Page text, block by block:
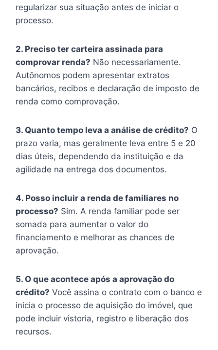
regularizar sua situação antes de iniciar o
processo.
2. Preciso ter carteira assinada para
comprovar renda? Não necessariamente.
Autônomos podem apresentar extratos
bancários, recibos e declaração de imposto de
renda como comprovação.
3. Quanto tempo leva a análise de crédito? O
prazo varia, mas geralmente leva entre 5 e 20
dias úteis, dependendo da instituição e da
agilidade na entrega dos documentos.
4. Posso incluir a renda de familiares no
processo? Sim. A renda familiar pode ser
somada para aumentar o valor do
financiamento e melhorar as chances de
aprovação.
5. O que acontece após a aprovação do
crédito? Você assina o contrato com o banco e
inicia o processo de aquisição do imóvel, que
pode incluir vistoria, registro e liberação dos
recursos.